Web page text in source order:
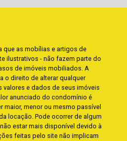
que as mobílias e artigos de
ilustrativos - não fazem parte do
de imóveis mobiliados. A
o direito de alterar qualquer
valores e dados de seus imóveis
anunciado do condomínio é
maior, menor ou mesmo passível
locação. Pode ocorrer de algum
estar mais disponível devido à
feitas pelo site não implicam